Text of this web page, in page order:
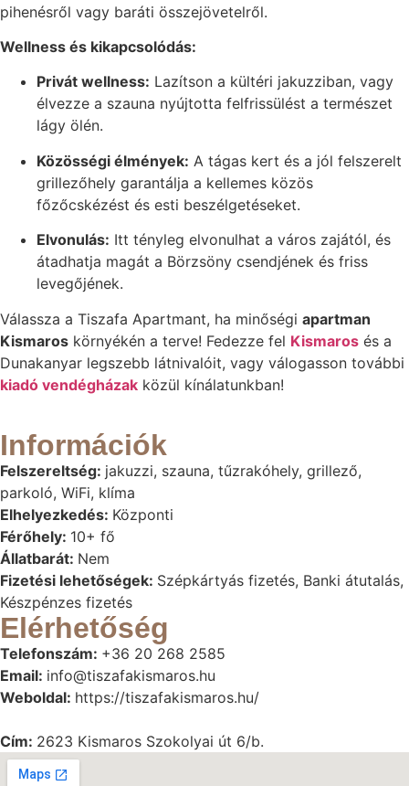
pihenésről vagy baráti összejövetelről.
Wellness és kikapcsolódás:
Privát wellness: Lazítson a kültéri jakuzziban, vagy
élvezze a szauna nyújtotta felfrissülést a természet
lágy ölén.
Közösségi élmények: A tágas kert és a jól felszerelt
grillezőhely garantálja a kellemes közös
főzőcskézést és esti beszélgetéseket.
Elvonulás: Itt tényleg elvonulhat a város zajától, és
átadhatja magát a Börzsöny csendjének és friss
levegőjének.
Válassza a Tiszafa Apartmant, ha minőségi apartman
Kismaros környékén a terve! Fedezze fel Kismaros és a
Dunakanyar legszebb látnivalóit, vagy válogasson további
kiadó vendégházak közül kínálatunkban!
Információk
Felszereltség: jakuzzi, szauna, tűzrakóhely, grillező,
parkoló, WiFi, klíma
Elhelyezkedés: Központi
Férőhely: 10+ fő
Állatbarát: Nem
Fizetési lehetőségek: Szépkártyás fizetés, Banki átutalás,
Készpénzes fizetés
Elérhetőség
Telefonszám: +36 20 268 2585
Email: info@tiszafakismaros.hu
Weboldal: https://tiszafakismaros.hu/
Cím: 2623 Kismaros Szokolyai út 6/b.